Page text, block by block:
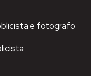
e fotografo